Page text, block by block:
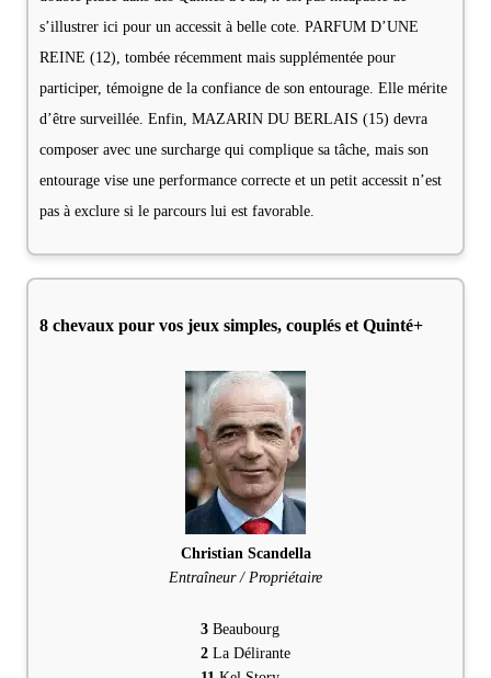
s’illustrer ici pour un accessit à belle cote. PARFUM D’UNE
REINE (12), tombée récemment mais supplémentée pour
participer, témoigne de la confiance de son entourage. Elle mérite
d’être surveillée. Enfin, MAZARIN DU BERLAIS (15) devra
composer avec une surcharge qui complique sa tâche, mais son
entourage vise une performance correcte et un petit accessit n’est
pas à exclure si le parcours lui est favorable.
8 chevaux pour vos jeux simples, couplés et Quinté+
Christian Scandella
Entraîneur / Propriétaire
3 Beaubourg
2 La Délirante